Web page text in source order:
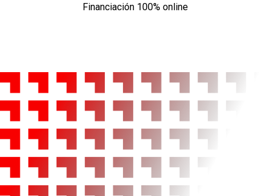
Financiación 100% online